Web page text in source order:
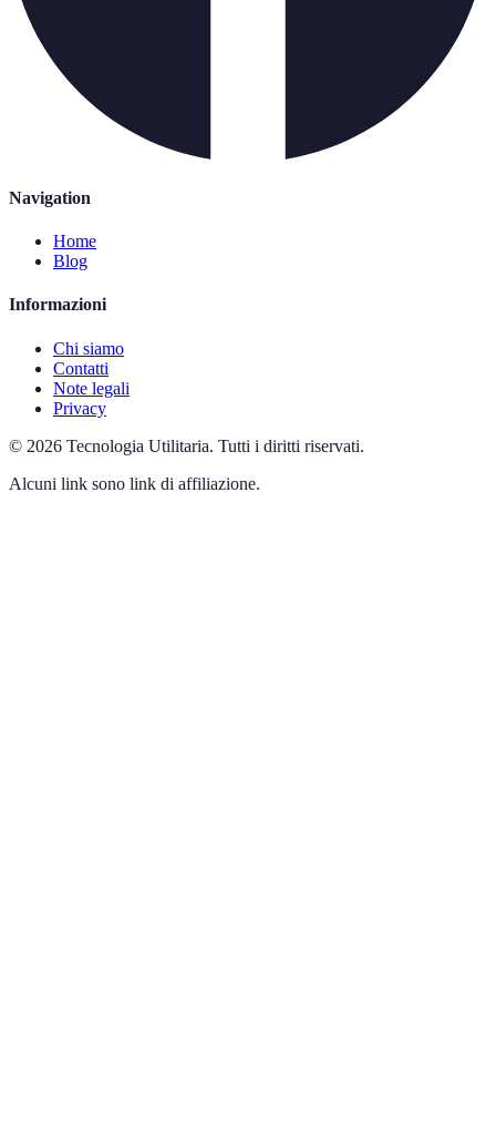
Navigation
Home
Blog
Informazioni
Chi siamo
Contatti
Note legali
Privacy
© 2026 Tecnologia Utilitaria. Tutti i diritti riservati.
Alcuni link sono link di affiliazione.